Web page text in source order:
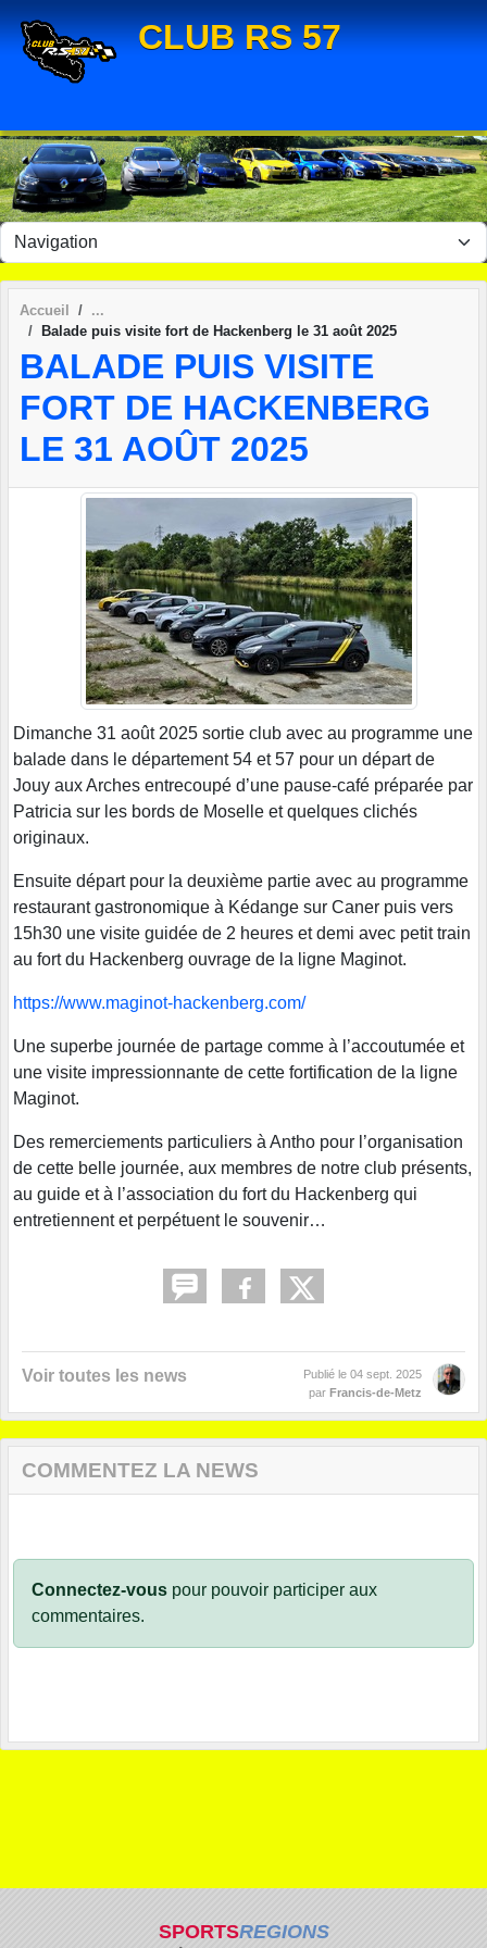
CLUB RS 57
Accueil
Balade puis visite fort de Hackenberg le 31 août 2025
BALADE PUIS VISITE
FORT DE HACKENBERG
LE 31 AOÛT 2025
Dimanche 31 août 2025 sortie club avec au programme une
balade dans le département 54 et 57 pour un départ de
Jouy aux Arches entrecoupé d’une pause-café préparée par
Patricia sur les bords de Moselle et quelques clichés
originaux.
Ensuite départ pour la deuxième partie avec au programme
restaurant gastronomique à Kédange sur Caner puis vers
15h30 une visite guidée de 2 heures et demi avec petit train
au fort du Hackenberg ouvrage de la ligne Maginot.
https://www.maginot-hackenberg.com/
Une superbe journée de partage comme à l’accoutumée et
une visite impressionnante de cette fortification de la ligne
Maginot.
Des remerciements particuliers à Antho pour l’organisation
de cette belle journée, aux membres de notre club présents,
au guide et à l’association du fort du Hackenberg qui
entretiennent et perpétuent le souvenir…
Voir toutes les news Publié le 04 sept. 2025
par Francis-de-Metz
COMMENTEZ LA NEWS
Connectez-vous pour pouvoir participer aux
commentaires.
SPORTSREGIONS